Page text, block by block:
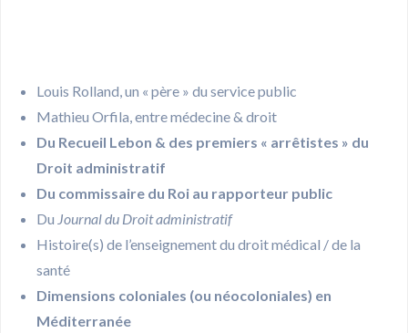
Louis Rolland, un « père » du service public
Mathieu Orfila, entre médecine & droit
Du Recueil Lebon & des premiers « arrêtistes » du
Droit administratif
Du commissaire du Roi au rapporteur public
Du Journal du Droit administratif
Histoire(s) de l’enseignement du droit médical / de la
santé
Dimensions coloniales (ou néocoloniales) en
Méditerranée